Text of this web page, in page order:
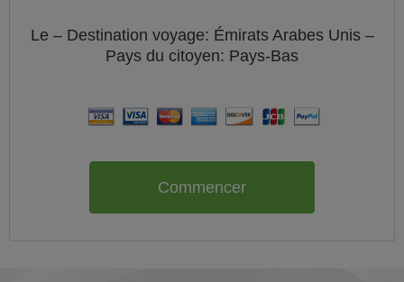
Le – Destination voyage: Émirats Arabes Unis –
Pays du citoyen: Pays-Bas
Commencer